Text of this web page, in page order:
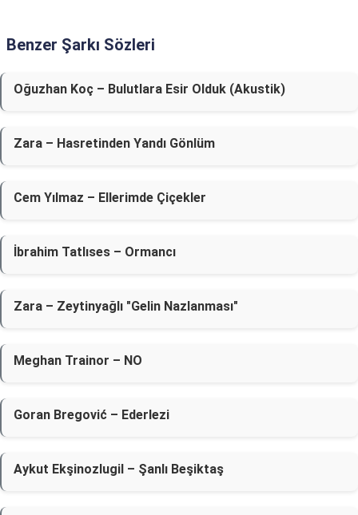
Benzer Şarkı Sözleri
Oğuzhan Koç – Bulutlara Esir Olduk (Akustik)
Zara – Hasretinden Yandı Gönlüm
Cem Yılmaz – Ellerimde Çiçekler
İbrahim Tatlıses – Ormancı
Zara – Zeytinyağlı "Gelin Nazlanması"
Meghan Trainor – NO
Goran Bregović – Ederlezi
Aykut Ekşinozlugil – Şanlı Beşiktaş